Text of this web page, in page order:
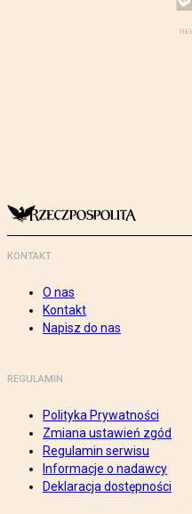
KONTAKT
O nas
Kontakt
Napisz do nas
REGULAMIN
Polityka Prywatności
Zmiana ustawień zgód
Regulamin serwisu
Informacje o nadawcy
Deklaracja dostępności